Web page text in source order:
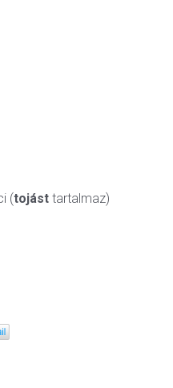
(tojást tartalmaz)